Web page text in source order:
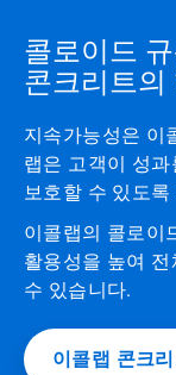
콜로이드
콘크리트의
지속가능성은 이
랩은 고객이 성
보호할 수 있도
이콜랩의 콜로이
활용성을 높여
수 있습니다.
이콜랩 콘크